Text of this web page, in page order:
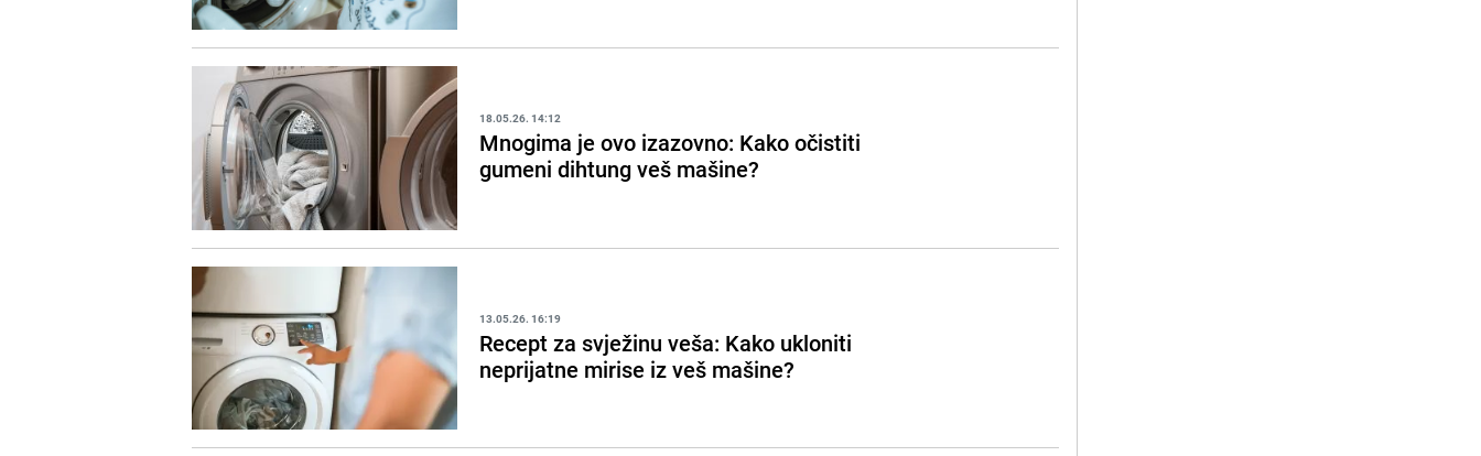
18.05.26. 14:12
Mnogima je ovo izazovno: Kako očistiti
gumeni dihtung veš mašine?
13.05.26. 16:19
Recept za svježinu veša: Kako ukloniti
neprijatne mirise iz veš mašine?